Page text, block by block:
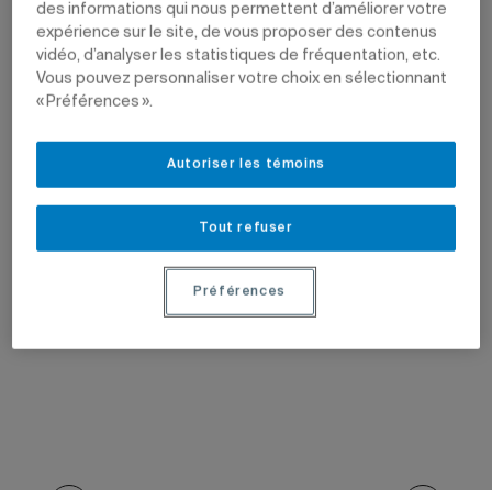
des informations qui nous permettent d’améliorer votre
expérience sur le site, de vous proposer des contenus
vidéo, d’analyser les statistiques de fréquentation, etc.
Vous pouvez personnaliser votre choix en sélectionnant
« Préférences ».
Tout refuser
Autoriser les témoins
Préférences